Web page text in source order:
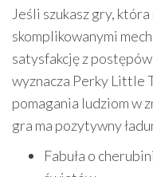
Jeśli szukasz gry,
skomplikowanymi
satysfakcję z
wyznacza Perky Little
pomagania ludziom w
gra ma pozytywny
Fabuła o